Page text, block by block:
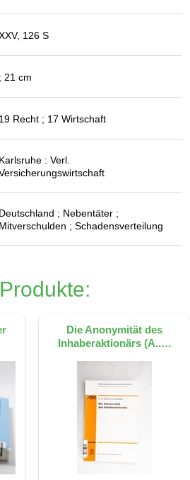
126 S
; 21 cm
19 Recht ; 17 Wirtschaft
Karlsruhe : Verl.
Deutschland ; Nebentäter ;
Mitverschulden ; Schadensverteilung
Die Anonymität des
Inhaberaktionärs (A..…